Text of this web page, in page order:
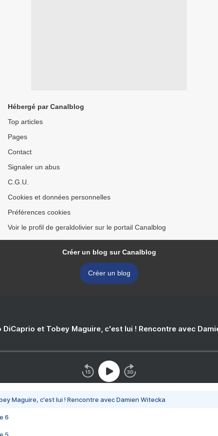
Hébergé par Canalblog
Top articles
Pages
Contact
Signaler un abus
C.G.U.
Cookies et données personnelles
Préférences cookies
Voir le profil de geraldolivier sur le portail Canalblog
Créer un blog sur Canalblog
Créer un blog
DiCaprio et Tobey Maguire, c'est lui ! Rencontre avec
Maguire, c'est lui ! Rencontre avec Damien Witecka
6